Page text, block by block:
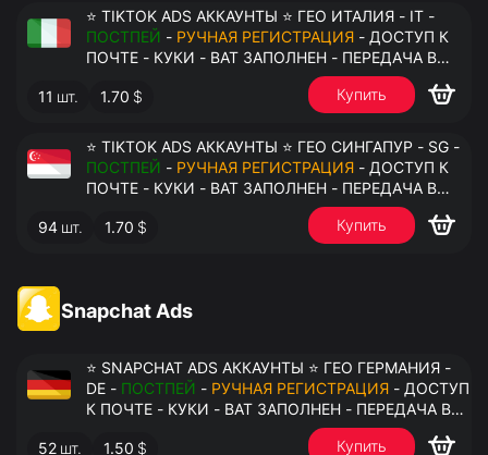
⭐ TIKTOK ADS АККАУНТЫ ⭐ ГЕО ИТАЛИЯ - IT -
ПОСТПЕЙ - РУЧНАЯ РЕГИСТРАЦИЯ - ДОСТУП К
ПОЧТЕ - КУКИ - ВАТ ЗАПОЛНЕН - ПЕРЕДАЧА В
11 шт. 1.70 $ Купить
⭐ TIKTOK ADS АККАУНТЫ ⭐ ГЕО СИНГАПУР - SG -
ПОСТПЕЙ - РУЧНАЯ РЕГИСТРАЦИЯ - ДОСТУП К
ПОЧТЕ - КУКИ - ВАТ ЗАПОЛНЕН - ПЕРЕДАЧА В
94 шт. 1.70 $ Купить
Snapchat Ads
⭐ SNAPCHAT ADS АККАУНТЫ ⭐ ГЕО ГЕРМАНИЯ -
DE - ПОСТПЕЙ - РУЧНАЯ РЕГИСТРАЦИЯ - ДОСТУП
К ПОЧТЕ - КУКИ - ВАТ ЗАПОЛНЕН - ПЕРЕДАЧА В
52 шт. 1.50 $ Купить